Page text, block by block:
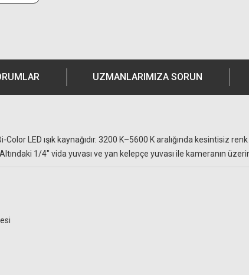
UZMANLARIMIZA SORUN
LED ışık kaynağıdır. 3200 K–5600 K aralığında kesintisiz
1/4″ vida yuvası ve yan kelepçe yuvası ile kameranın